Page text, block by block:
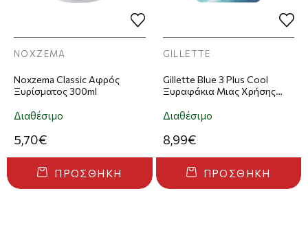
NOXZEMA
Noxzema Classic Αφρός
Ξυρίσματος 300ml
Διαθέσιμο
5,70€
ΠΡΟΣΘΉΚΗ
GILLETTE
Gillette Blue 3 Plus Cool
Ξυραφάκια Μιας Χρήσης
Διαθέσιμο
8,99€
ΠΡΟΣΘΉΚΗ